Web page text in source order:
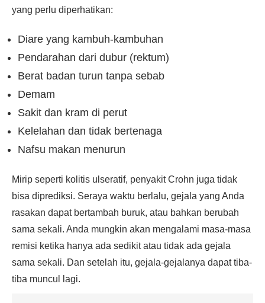
yang perlu diperhatikan:
Diare yang kambuh-kambuhan
Pendarahan dari dubur (rektum)
Berat badan turun tanpa sebab
Demam
Sakit dan kram di perut
Kelelahan dan tidak bertenaga
Nafsu makan menurun
Mirip seperti kolitis ulseratif, penyakit Crohn juga tidak
bisa diprediksi. Seraya waktu berlalu, gejala yang Anda
rasakan dapat bertambah buruk, atau bahkan berubah
sama sekali. Anda mungkin akan mengalami masa-masa
remisi ketika hanya ada sedikit atau tidak ada gejala
sama sekali. Dan setelah itu, gejala-gejalanya dapat tiba-
tiba muncul lagi.